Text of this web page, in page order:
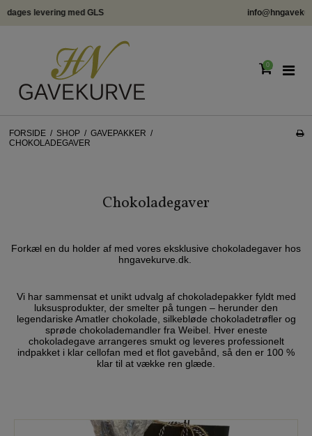
info@hngavekurve.dk - Tlf. 22293348 - Online chat
0
FORSIDE / SHOP / GAVEPAKKER /
CHOKOLADEGAVER
Chokoladegaver
Forkæl en du holder af med vores eksklusive chokoladegaver hos
hngavekurve.dk.
Vi har sammensat et unikt udvalg af chokoladepakker fyldt med
luksusprodukter, der smelter på tungen – herunder den
legendariske Amatler chokolade, silkebløde chokoladetrøfler og
sprøde chokolademandler fra Weibel. Hver eneste
chokoladegave arrangeres smukt og leveres professionelt
indpakket i klar cellofan med et flot gavebånd, så den er 100 %
klar til at vække ren glæde.